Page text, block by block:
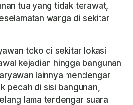
tua yang tidak terawat,
warga di sekitar
toko di sekitar lokasi
kejadian hingga bangunan
lainnya mendengar
pecah di sisi bangunan,
lama terdengar suara